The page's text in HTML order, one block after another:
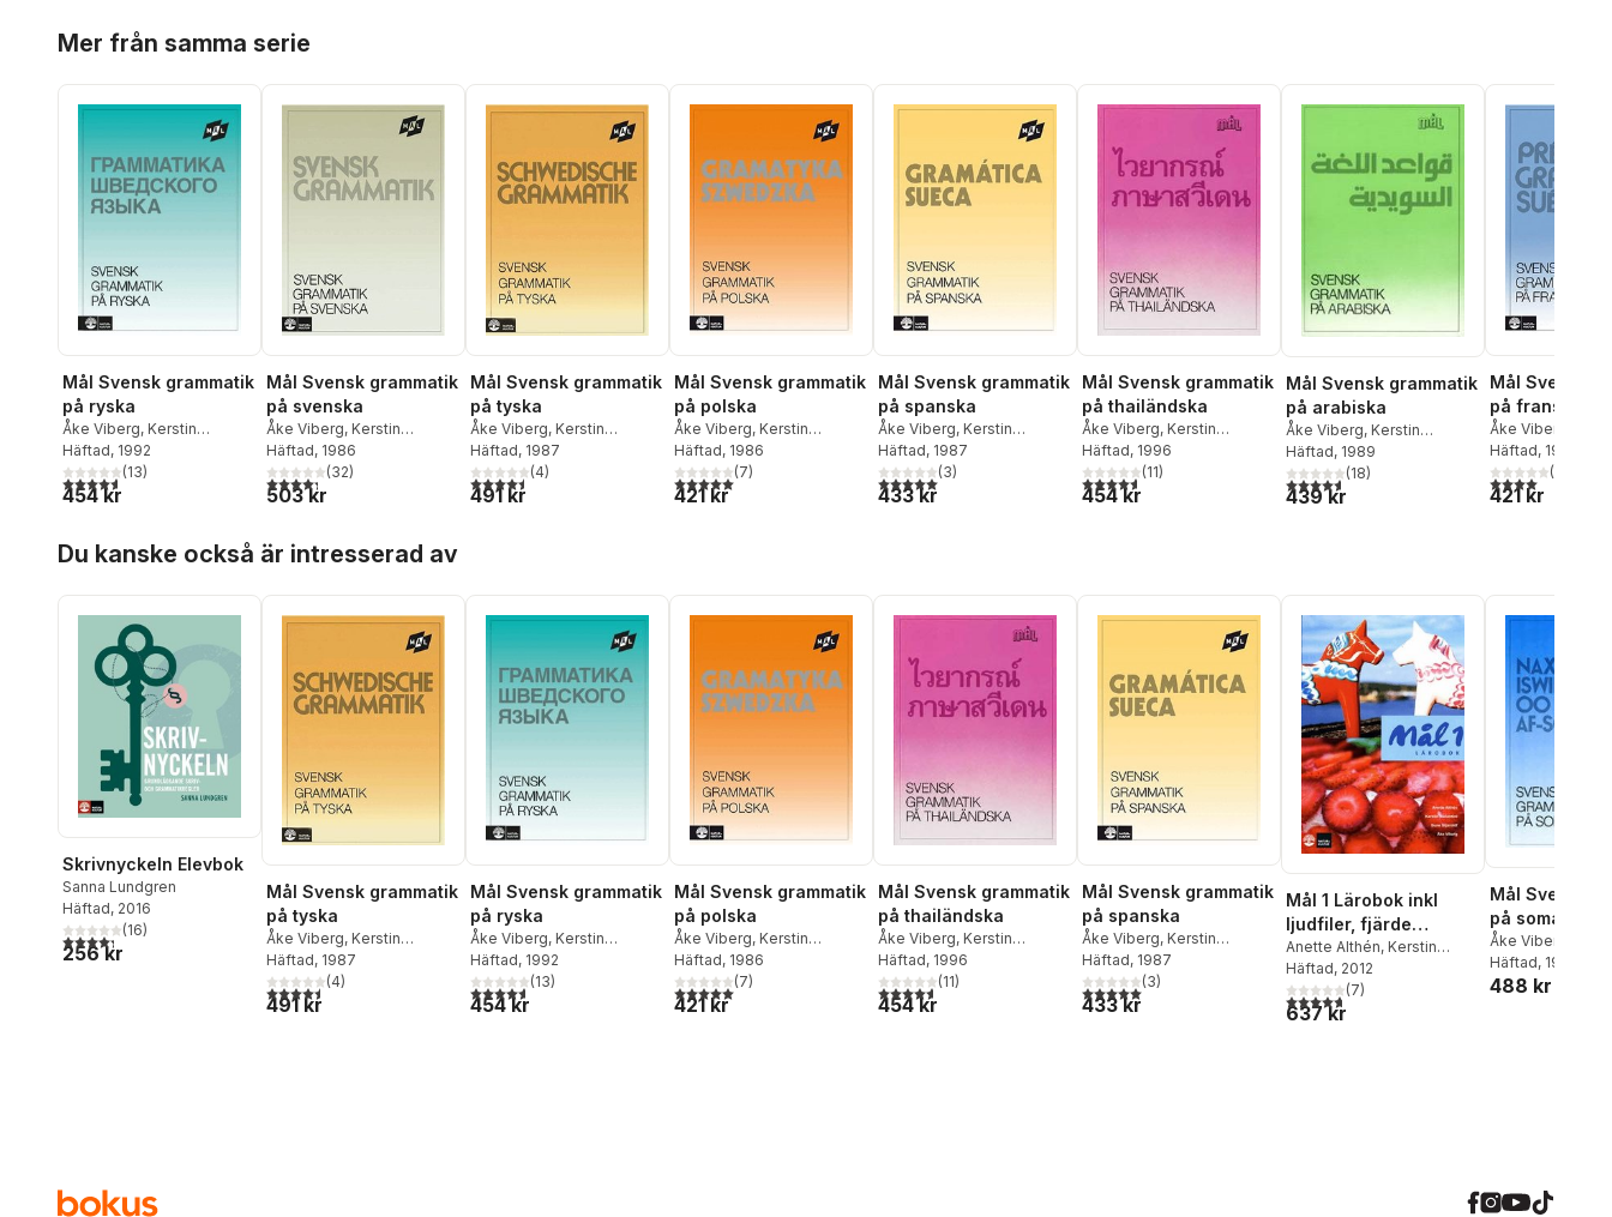
Mer från samma serie
Mål Svensk grammatik
på ryska
Åke Viberg, Kerstin
Ballardini,Sune Stjärnlöf
Häftad, 1992
4,6utav 5 stjärnor. Totalt antal röster:
(13)
454 kr
Mål Svensk grammatik
på svenska
Åke Viberg, Kerstin
Ballardini,Sune Stjärnlöf
Häftad, 1986
4,3utav 5 stjärnor. Totalt antal röster:
(32)
503 kr
Mål Svensk grammatik
på tyska
Åke Viberg, Kerstin
Ballardini,Sune Stjärnlöf
Häftad, 1987
4,5utav 5 stjärnor. Totalt antal röster:
(4)
491 kr
Mål Svensk grammatik
på polska
Åke Viberg, Kerstin
Ballardini,Sune Stjärnlöf
Häftad, 1986
5,0utav 5 stjärnor. Totalt antal röster:
(7)
421 kr
Mål Svensk grammatik
på spanska
Åke Viberg, Kerstin
Ballardini,Sune Stjärnlöf
Häftad, 1987
5,0utav 5 stjärnor. Totalt antal röster:
(3)
433 kr
Mål Svensk grammatik
på thailändska
Åke Viberg, Kerstin
Ballardini,Sune Stjärnlöf
Häftad, 1996
4,6utav 5 stjärnor. Totalt antal röster:
(11)
454 kr
Mål Svensk grammatik
på arabiska
Åke Viberg, Kerstin
Ballardini,Sune Stjärnlöf
Häftad, 1989
4,6utav 5 stjärnor. Totalt antal röster:
(18)
439 kr
Mål Svensk
på franska
Åke Viberg
Ballardini,
Häftad, 1986
4,0utav 5(
421 kr
Du kanske också är intresserad av
Skrivnyckeln Elevbok
Sanna Lundgren
Häftad, 2016
4,3utav 5 stjärnor. Totalt antal röster:
(16)
256 kr
Mål Svensk grammatik
på tyska
Åke Viberg, Kerstin
Ballardini,Sune Stjärnlöf
Häftad, 1987
4,5utav 5 stjärnor. Totalt antal röster:
(4)
491 kr
Mål Svensk grammatik
på ryska
Åke Viberg, Kerstin
Ballardini,Sune Stjärnlöf
Häftad, 1992
4,6utav 5 stjärnor. Totalt antal röster:
(13)
454 kr
Mål Svensk grammatik
på polska
Åke Viberg, Kerstin
Ballardini,Sune Stjärnlöf
Häftad, 1986
5,0utav 5 stjärnor. Totalt antal röster:
(7)
421 kr
Mål Svensk grammatik
på thailändska
Åke Viberg, Kerstin
Ballardini,Sune Stjärnlöf
Häftad, 1996
4,6utav 5 stjärnor. Totalt antal röster:
(11)
454 kr
Mål Svensk grammatik
på spanska
Åke Viberg, Kerstin
Ballardini,Sune Stjärnlöf
Häftad, 1987
5,0utav 5 stjärnor. Totalt antal röster:
(3)
433 kr
Mål 1 Lärobok inkl
ljudfiler, fjärde
upplagan
Anette Althén, Kerstin
Ballardini,Sune Stjärnlöf
Åke Viberg
Häftad, 2012
4,7utav 5 stjärnor. Totalt antal röster:
(7)
637 kr
Mål Svensk
på somaliska
Åke Viberg
Ballardini,
Häftad, 1999
488 kr